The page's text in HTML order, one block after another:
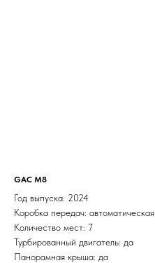
GAC M8
Год выпуска: 2024
Коробка передач: автоматическая
Количество мест: 7
Турбированный двигатель: да
Панорамная крыша: да